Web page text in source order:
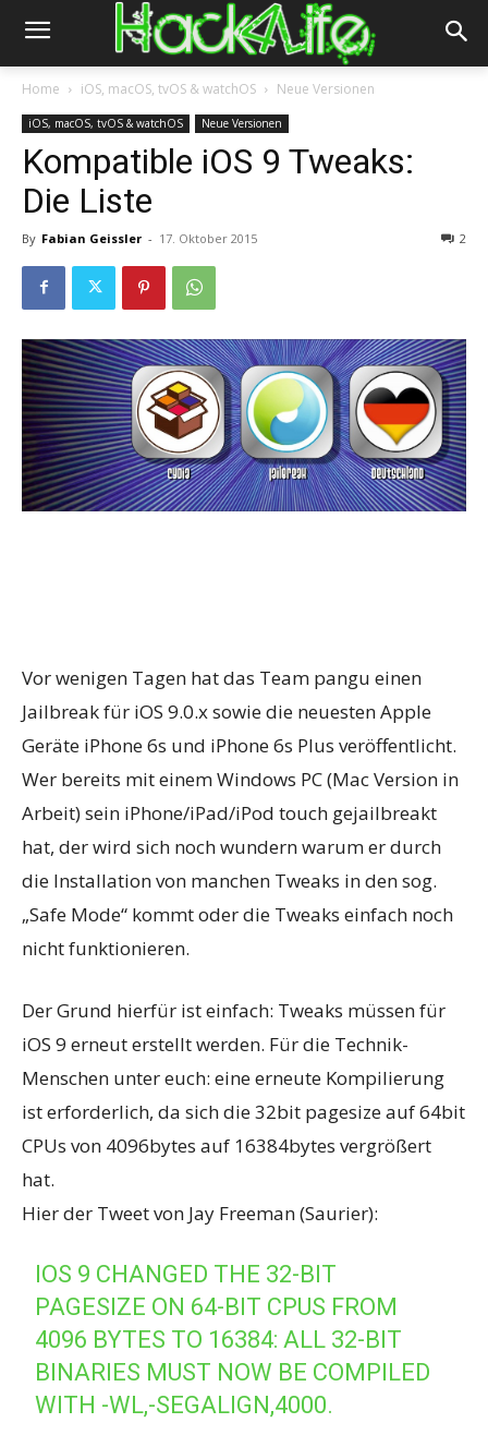
Home iOS, macOS, tvOS & watchOS Neue Versionen
iOS, macOS, tvOS & watchOS Neue Versionen
Kompatible iOS 9 Tweaks:
Die Liste
By Fabian Geissler - 17. Oktober 2015 2
Vor wenigen Tagen hat das Team pangu einen
Jailbreak für iOS 9.0.x sowie die neuesten Apple
Geräte iPhone 6s und iPhone 6s Plus veröffentlicht.
Wer bereits mit einem Windows PC (Mac Version in
Arbeit) sein iPhone/iPad/iPod touch gejailbreakt
hat, der wird sich noch wundern warum er durch
die Installation von manchen Tweaks in den sog.
„Safe Mode“ kommt oder die Tweaks einfach noch
nicht funktionieren.
Der Grund hierfür ist einfach: Tweaks müssen für
iOS 9 erneut erstellt werden. Für die Technik-
Menschen unter euch: eine erneute Kompilierung
ist erforderlich, da sich die 32bit pagesize auf 64bit
CPUs von 4096bytes auf 16384bytes vergrößert
hat.
Hier der Tweet von Jay Freeman (Saurier):
IOS 9 CHANGED THE 32-BIT
PAGESIZE ON 64-BIT CPUS FROM
4096 BYTES TO 16384: ALL 32-BIT
BINARIES MUST NOW BE COMPILED
WITH -WL,-SEGALIGN,4000.